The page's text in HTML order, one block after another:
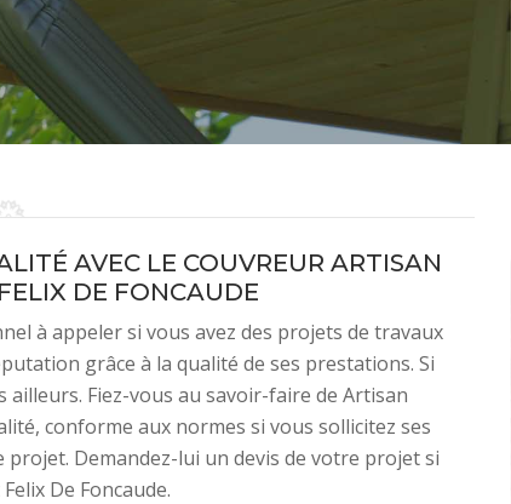
AVEC LE COUVREUR ARTISAN
DE FONCAUDE
à appeler si vous avez des projets de travaux
grâce à la qualité de ses prestations. Si
Fiez-vous au savoir-faire de Artisan
conforme aux normes si vous sollicitez ses
Demandez-lui un devis de votre projet si
De Foncaude.